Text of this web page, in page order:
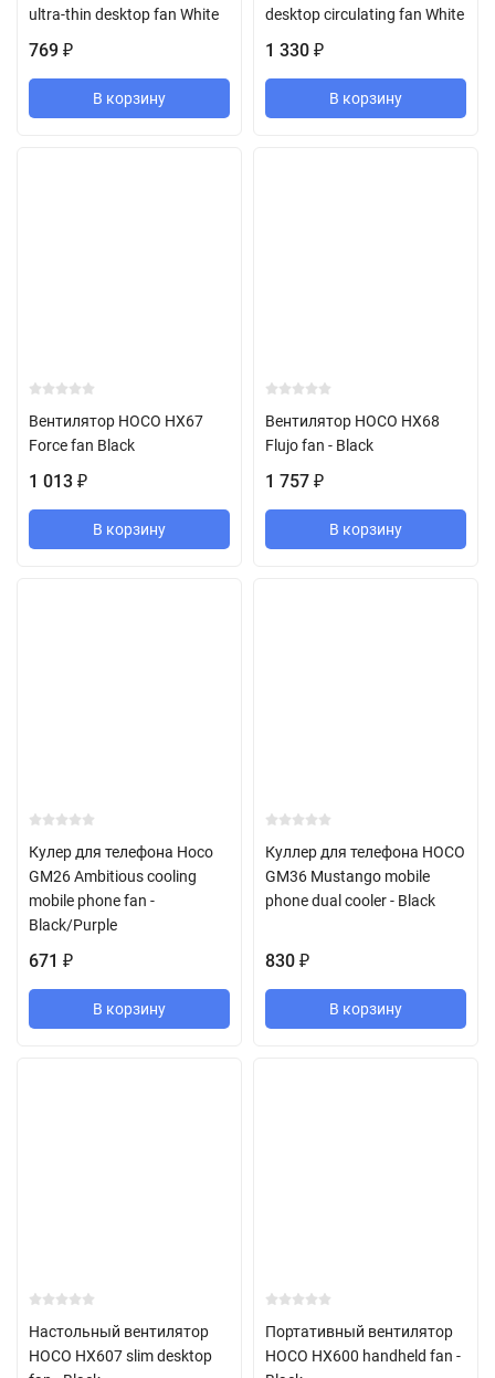
ultra-thin desktop fan White
769 ₽
В корзину
desktop circulating fan White
1 330 ₽
В корзину
Вентилятор HOCO HX67
Force fan Black
1 013 ₽
В корзину
Вентилятор HOCO HX68
Flujo fan - Black
1 757 ₽
В корзину
Кулер для телефона Hoco
GM26 Ambitious cooling
mobile phone fan -
Black/Purple
671 ₽
В корзину
Куллер для телефона HOCO
GM36 Mustango mobile
phone dual cooler - Black
830 ₽
В корзину
Настольный вентилятор
HOCO HX607 slim desktop
Портативный вентилятор
HOCO HX600 handheld fan -